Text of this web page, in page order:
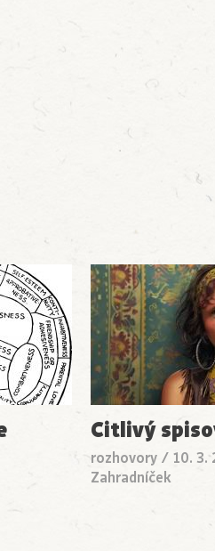
Citlivý
rozhovory /10. 3.
Zahradníček